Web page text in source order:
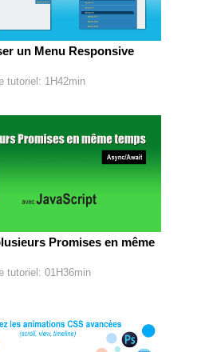
un Menu Responsive
tutoriel: 1H42min
Promises en même
tutoriel: 01H36min